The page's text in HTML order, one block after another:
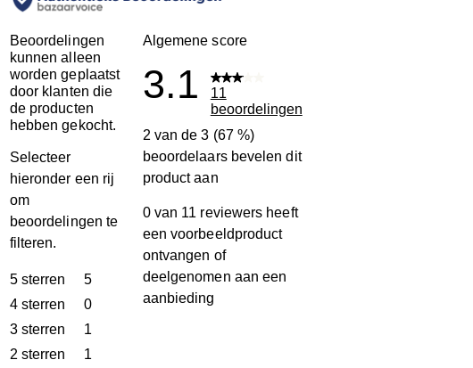
Beoordelingen
kunnen alleen
worden geplaatst
door klanten die
de producten
hebben gekocht.
Selecteer
hieronder een rij
om
beoordelingen te
filteren.
5 sterren sterren
5
5 beoordelingen met 5 sterren.
4 sterren sterren
0
0 beoordelingen met 4 sterren.
3 sterren sterren
1
1 beoordeling met 3 sterren.
2 sterren sterren
1
Algemene score
3.1
11
beoordelingen
2 van de 3 (67 %)
beoordelaars bevelen dit
product aan
0 van 11 reviewers heeft
een voorbeeldproduct
ontvangen of
deelgenomen aan een
aanbieding